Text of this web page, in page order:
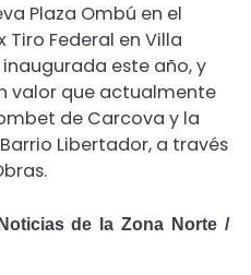
Plaza Ombú en el
Federal en Villa
este año, y
valor que actualmente
de Carcova y la
Libertador, a través
de la Zona Norte /